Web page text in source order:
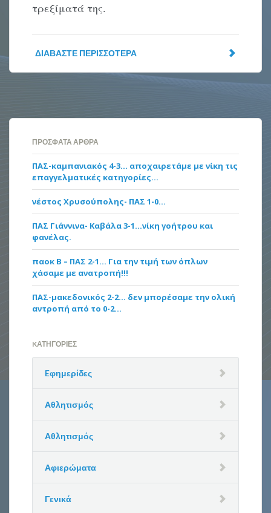
τρεξίματά της.
ΔΙΑΒΆΣΤΕ ΠΕΡΙΣΣΌΤΕΡΑ
ΠΡΌΣΦΑΤΑ ΆΡΘΡΑ
ΠΑΣ-καμπανιακός 4-3… αποχαιρετάμε με νίκη τις
επαγγελματικές κατηγορίες…
νέστος Χρυσούπολης- ΠΑΣ 1-0…
ΠΑΣ Γιάννινα- Καβάλα 3-1…νίκη γοήτρου και
φανέλας.
παοκ Β – ΠΑΣ 2-1… Για την τιμή των όπλων
χάσαμε με ανατροπή!!!
ΠΑΣ-μακεδονικός 2-2… δεν μπορέσαμε την ολική
αντροπή από το 0-2…
KΑΤΗΓΟΡΊΕΣ
Eφημερίδες
Αθλητισμός
Αθλητισμός
Αφιερώματα
Γενικά